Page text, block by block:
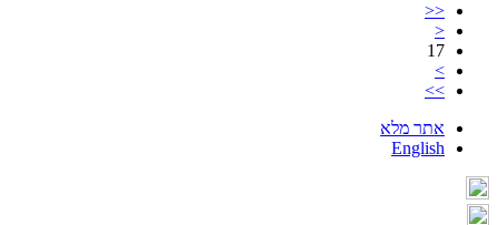
<<
<
17
>
>>
אתר מלא
English